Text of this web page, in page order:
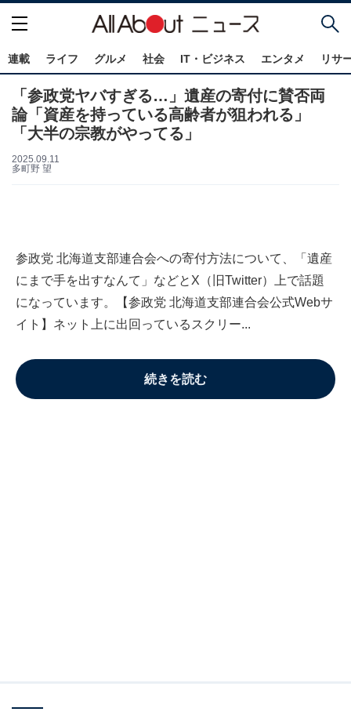
連載 ライフ グルメ 社会 IT・ビジネス エンタメ リサ
「参政党ヤバすぎる…」遺産の寄付に賛否両
論「資産を持っている高齢者が狙われる」
「大半の宗教がやってる」
2025.09.11
多町野 望
参政党 北海道支部連合会への寄付方法について、「遺産
にまで手を出すなんて」などとX（旧Twitter）上で話題
になっています。【参政党 北海道支部連合会公式Webサ
イト】ネット上に出回っているスクリー...
続きを読む